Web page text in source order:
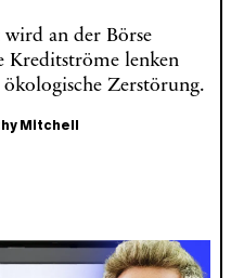
an der Börse
Kreditströme lenken
Zerstörung.
Mitchell